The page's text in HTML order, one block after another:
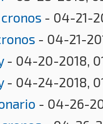
- 04-21-
- 04-21-
- 04-20-2018,
- 04-24-2018,
- 04-26-